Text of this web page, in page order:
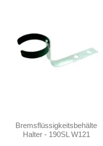
Bremsflüssigkeitsbehälter
Halter - 190SL W121